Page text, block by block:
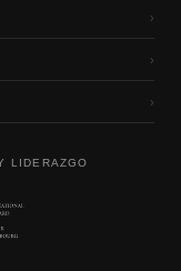
›
›
›
LIDERAZGO